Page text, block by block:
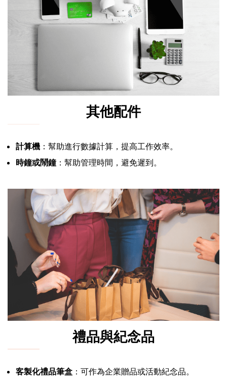
其他配件
計算機 ：幫助進行數據計算，提高工作效率。
時鐘或鬧鐘：幫助管理時間，避免遲到。
禮品與紀念品
客製化禮品筆盒 ：可作為企業贈品或活動紀念品。